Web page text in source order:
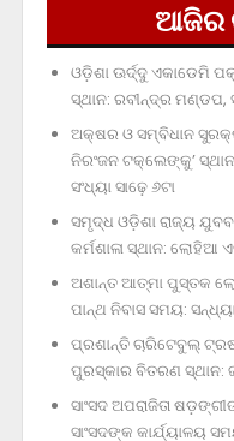
ଆଜିର
ଓଡ଼ିଶା ଊର୍ଦ୍ଦୁ ଏକାଡେମି
ସ୍ଥାନ: ରବୀନ୍ଦ୍ର ମଣ୍ଡପ,
ଅକ୍ଷର ଓ ସମ୍ବିଧାନ
ନିରଂଜନ ଟକ୍‌ଲେଙ୍କୁ’
ସଂଧ୍ୟା ସାଢ଼େ ୬ଟା
ସମୃଦ୍ଧ ଓଡ଼ିଶା ରାଜ୍ୟ
କର୍ମଶାଳା ସ୍ଥାନ:
ଅଶାନ୍ତ ଆତ୍ମା ପୁସ୍ତକ
ପାନ୍ଥ ନିବାସ ସମୟ:
ପ୍ରଶାନ୍ତି ଚାରିଟେବୁଲ୍‌
ପୁରସ୍କାର ବିତରଣ ସ୍ଥାନ:
ସାଂସଦ ଅପରାଜିତା
ସାଂସଦଙ୍କ କାର୍ଯ୍ୟାଳୟ